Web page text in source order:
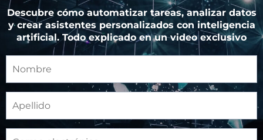
Descubre cómo automatizar tareas, analizar datos
y crear asistentes personalizados con inteligencia
artificial. Todo explicado en un video exclusivo